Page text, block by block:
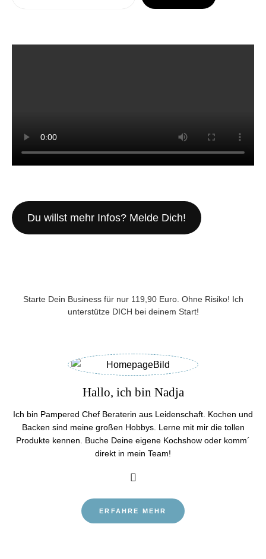
Du willst mehr Infos? Melde Dich!
Starte Dein Business für nur 119,90 Euro. Ohne Risiko! Ich
unterstütze DICH bei deinem Start!
Hallo, ich bin Nadja
Ich bin Pampered Chef Beraterin aus Leidenschaft. Kochen und
Backen sind meine großen Hobbys. Lerne mit mir die tollen
Produkte kennen. Buche Deine eigene Kochshow oder komm´
direkt in mein Team!
ERFAHRE MEHR